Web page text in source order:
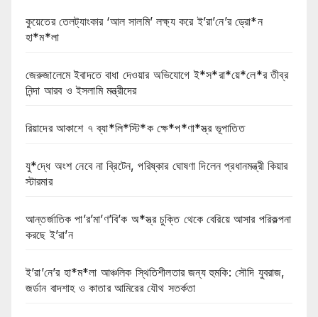
কুয়েতের তেলট্যাংকার ‘আল সালমি’ লক্ষ্য করে ই’রা’নে’র ড্রো*ন
হা*ম*লা
জেরুজালেমে ইবাদতে বাধা দেওয়ার অভিযোগে ই*স*রা*য়ে*লে*র তীব্র
নিন্দা আরব ও ইসলামি মন্ত্রীদের
রিয়াদের আকাশে ৭ ব্যা*লি*স্টি*ক ক্ষে*প*ণা*স্ত্র ভূপাতিত
যু*দ্ধে অংশ নেবে না ব্রিটেন, পরিষ্কার ঘোষণা দিলেন প্রধানমন্ত্রী কিয়ার
স্টারমার
আন্তর্জাতিক পা’র’মা’ণ’বি’ক অ*স্ত্র চুক্তি থেকে বেরিয়ে আসার পরিকল্পনা
করছে ই’রা’ন
ই’রা’নে’র হা*ম*লা আঞ্চলিক স্থিতিশীলতার জন্য হুমকি: সৌদি যুবরাজ,
জর্ডান বাদশাহ ও কাতার আমিরের যৌথ সতর্কতা